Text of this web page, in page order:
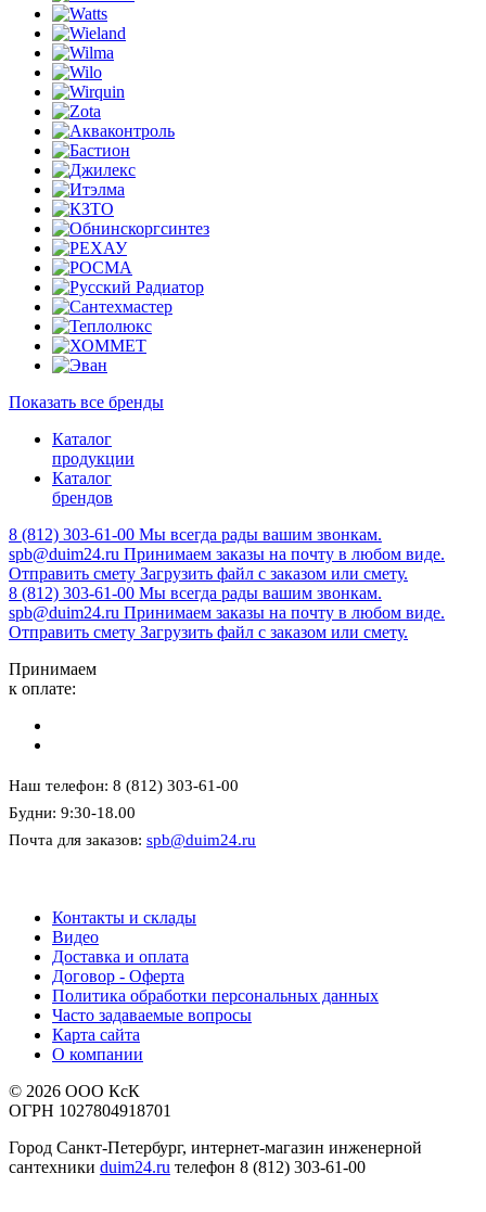
Показать все бренды
Каталог
продукции
Каталог
брендов
8 (812) 303-61-00 Мы всегда рады вашим звонкам.
spb@duim24.ru Принимаем заказы на почту в любом виде.
Отправить смету Загрузить файл с заказом или смету.
8 (812) 303-61-00 Мы всегда рады вашим звонкам.
spb@duim24.ru Принимаем заказы на почту в любом виде.
Отправить смету Загрузить файл с заказом или смету.
Принимаем
к оплате:
Наш телефон: 8 (812) 303-61-00
Будни: 9:30-18.00
Почта для заказов: spb@duim24.ru
Контакты и склады
Видео
Доставка и оплата
Договор - Оферта
Политика обработки персональных данных
Часто задаваемые вопросы
Карта сайта
О компании
© 2026 ООО КсК
ОГРН 1027804918701
Город Санкт-Петербург, интернет-магазин инженерной
сантехники duim24.ru телефон 8 (812) 303-61-00